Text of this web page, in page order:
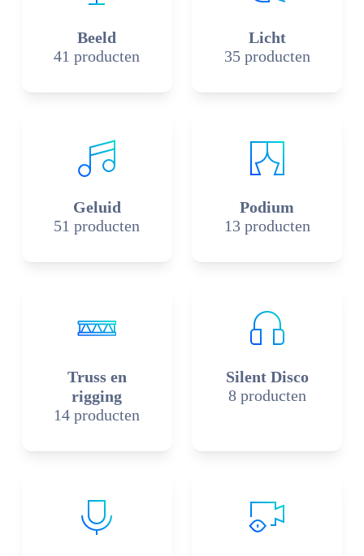
Beeld
41 producten
Licht
35 producten
Geluid
51 producten
Podium
13 producten
Truss en
rigging
14 producten
Silent Disco
8 producten